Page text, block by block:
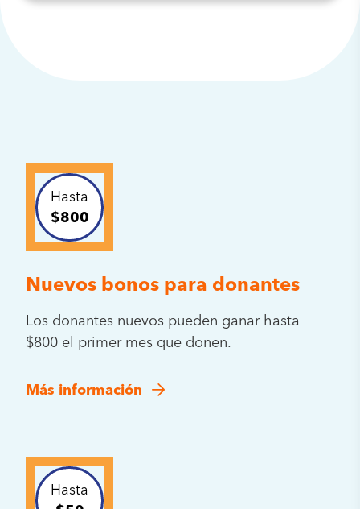
Hasta
$800
Nuevos bonos para donantes
Los donantes nuevos pueden ganar hasta
$800 el primer mes que donen.
Más información
Hasta